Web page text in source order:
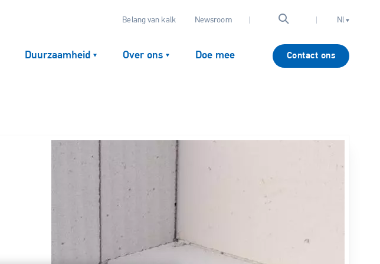
Belang van kalk Newsroom Nl
Duurzaamheid Over ons Doe mee Contact ons
Image